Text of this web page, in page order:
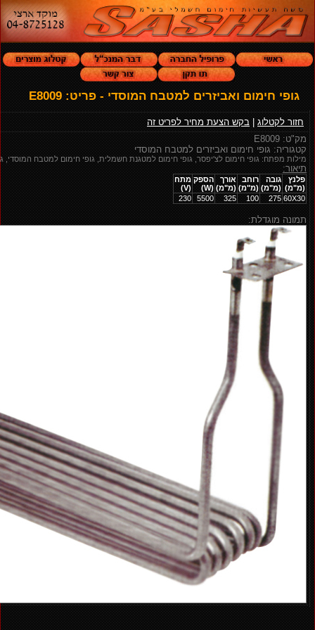
גופי חימום ואביזרים למטבח המוסדי - פריט: E8009
חזור לקטלוג
בקש הצעת מחיר לפריט זה
מק"ט: E8009
קטגוריה: גופי חימום ואביזרים למטבח המוסדי
מילות מפתח: גופי חימום לצ'יפסר, גופי חימום למטגנת חשמלית, גופי חימום למטבח המוסדי,
תיאור:
פלנץ
(מ"מ)
גובה
(מ"מ)
רוחב
(מ"מ)
אורך
(מ"מ)
הספק
(W)
מתח
(V)
60X30
275
100
325
5500
230
תמונה מוגדלת: